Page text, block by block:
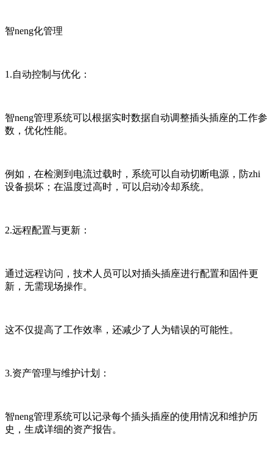
智neng化管理
1.自动控制与优化：
智neng管理系统可以根据实时数据自动调整插头插座的工作参
数，优化性能。
例如，在检测到电流过载时，系统可以自动切断电源，防zhi
设备损坏；在温度过高时，可以启动冷却系统。
2.远程配置与更新：
通过远程访问，技术人员可以对插头插座进行配置和固件更
新，无需现场操作。
这不仅提高了工作效率，还减少了人为错误的可能性。
3.资产管理与维护计划：
智neng管理系统可以记录每个插头插座的使用情况和维护历
史，生成详细的资产报告。